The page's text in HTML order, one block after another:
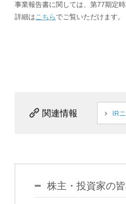
事業報告書に関しては、第77期定
詳細はこちらでご覧いただけます。
関連情報 IR
株主・投資家の